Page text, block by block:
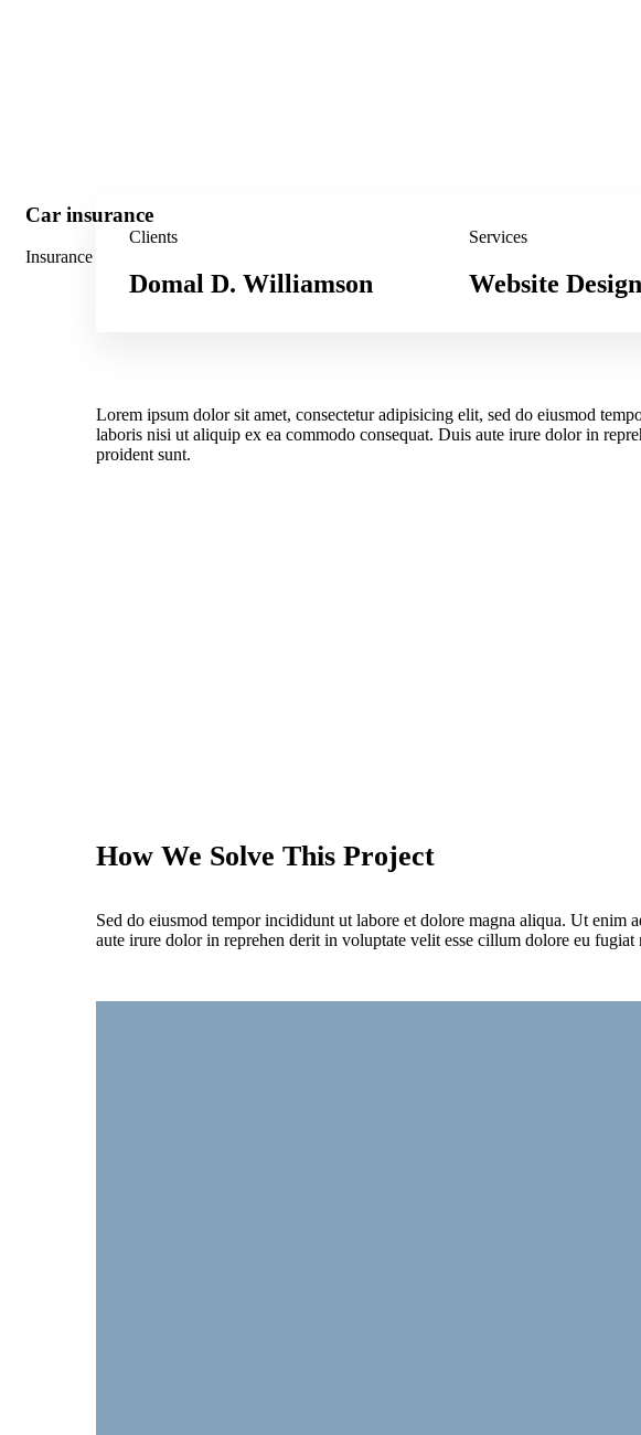
Car insurance
Insurance
Clients
Domal D. Williamson
Services
Website Design
Lorem ipsum dolor sit amet, consectetur adipisicing elit, sed do eiusmod
laboris nisi ut aliquip ex ea commodo consequat. Duis aute irure dolor in
proident sunt.
How We Solve This Project
Sed do eiusmod tempor incididunt ut labore et dolore magna aliqua. Ut
aute irure dolor in reprehen derit in voluptate velit esse cillum dolore eu fugiat